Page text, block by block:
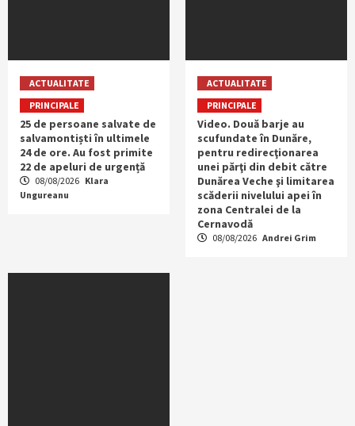
ACTUALITATE
PRINCIPALE
25 de persoane salvate de
salvamontiști în ultimele
24 de ore. Au fost primite
22 de apeluri de urgență
08/08/2026 Klara
Ungureanu
ACTUALITATE
PRINCIPALE
Video. Două barje au
scufundate în Dunăre,
pentru redirecţionarea
unei părţi din debit către
Dunărea Veche şi limitarea
scăderii nivelului apei în
zona Centralei de la
Cernavodă
08/08/2026 Andrei Grim